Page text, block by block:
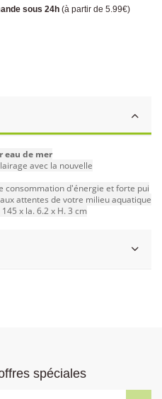
sous 24h (à partir de 5.99€)
eau de mer
avec la nouvelle
consommation d'énergie et forte pui
attentes de votre milieu aquatique
145 x la. 6.2 x H. 3 cm
spéciales